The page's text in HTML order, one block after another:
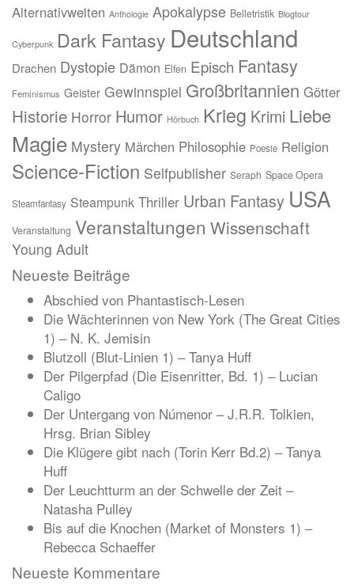
Alternativwelten Anthologie Apokalypse Belletristik Blogtour
Cyberpunk Dark Fantasy Deutschland
Drachen Dystopie Dämon Elfen Episch Fantasy
Feminismus Geister Gewinnspiel Großbritannien Götter
Historie Horror Humor Hörbuch Krieg Krimi Liebe
Magie Mystery Märchen Philosophie Poesie Religion
Science-Fiction Selfpublisher Seraph Space Opera
Steamfantasy Steampunk Thriller Urban Fantasy USA
Veranstaltung Veranstaltungen Wissenschaft
Young Adult
Neueste Beiträge
Abschied von Phantastisch-Lesen
Die Wächterinnen von New York (The Great Cities
1) – N. K. Jemisin
Blutzoll (Blut-Linien 1) – Tanya Huff
Der Pilgerpfad (Die Eisenritter, Bd. 1) – Lucian
Caligo
Der Untergang von Númenor – J.R.R. Tolkien,
Hrsg. Brian Sibley
Die Klügere gibt nach (Torin Kerr Bd.2) – Tanya
Huff
Der Leuchtturm an der Schwelle der Zeit –
Natasha Pulley
Bis auf die Knochen (Market of Monsters 1) –
Rebecca Schaeffer
Neueste Kommentare